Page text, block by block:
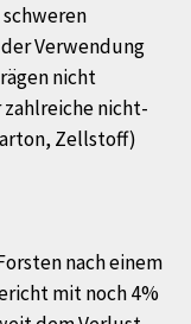
Verwendung
nicht
nicht-
Zellstoff)
nach einem
mit noch 4%